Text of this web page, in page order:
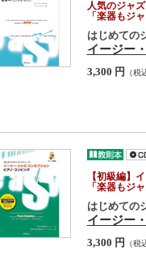
人気のジャ
「楽器もジ
はじめての
イージー
3,300 円 （税
【初級編】
「楽器もジ
はじめての
イージー
3,300 円 （税